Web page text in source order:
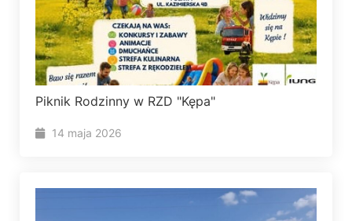
Piknik Rodzinny w RZD "Kępa"
14 maja 2026